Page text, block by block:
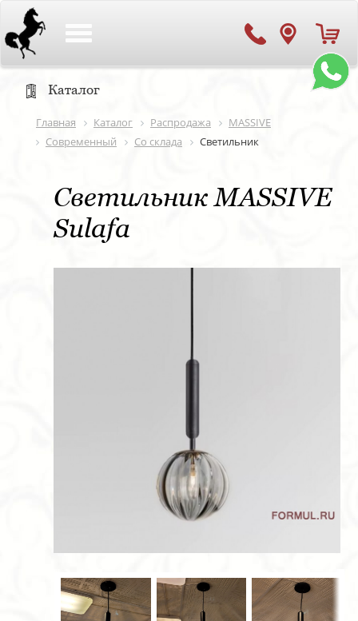
Каталог
Главная Каталог Распродажа
MASSIVE
Современный
Со склада Светильник
Светильник MASSIVE
Sulafa